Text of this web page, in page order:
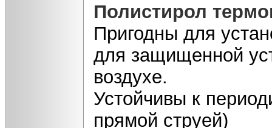
Полистирол
Пригодны для
для защищенной
воздухе.
Устойчивы к
прямой струей)